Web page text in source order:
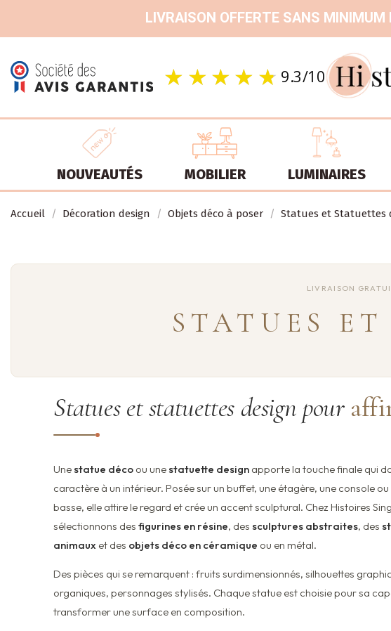
LIVRAISON OFFERTE SANS
9.3/10
NOUVEAUTÉS MOBILIER LUMINAIRES
Accueil Décoration design Objets déco à poser Statues et Statuettes
STATUES
Statues et statuettes design pour
Unestatue déco ou unestatuette design apporte la touche finale qui
caractère à un intérieur. Posée sur un buffet, une étagère, une console
basse, elle attire le regard et crée un accent sculptural. Chez Histoires
sélectionnons des figurines en résine, des sculptures abstraites, des
animaux et des objets déco en céramique ou en métal.
Des pièces qui se remarquent : fruits surdimensionnés, silhouettes
organiques, personnages stylisés. Chaque statue est choisie pour sa
transformer une surface en composition.